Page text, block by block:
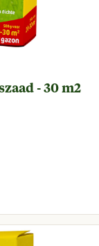
- 30 m2